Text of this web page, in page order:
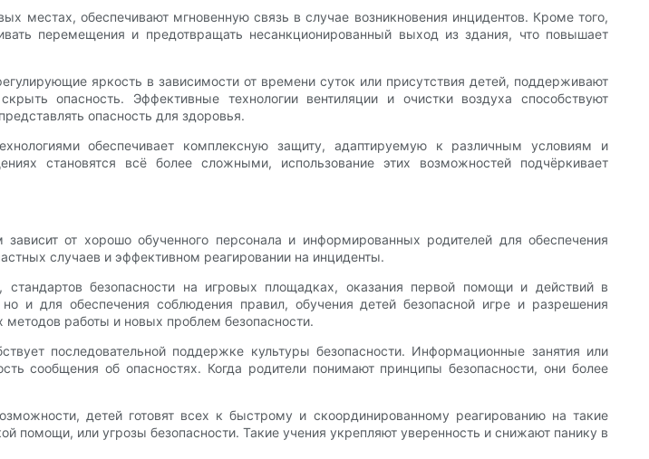
местах, обеспечивают мгновенную связь в случае возникновения инцидентов. Кроме того,
перемещения и предотвращать несанкционированный выход из здания, что повышает
яркость в зависимости от времени суток или присутствия детей, поддерживают
опасность. Эффективные технологии вентиляции и очистки воздуха способствуют
опасность для здоровья.
обеспечивает комплексную защиту, адаптируемую к различным условиям и
становятся всё более сложными, использование этих возможностей подчёркивает
от хорошо обученного персонала и информированных родителей для обеспечения
случаев и эффективном реагировании на инциденты.
безопасности на игровых площадках, оказания первой помощи и действий в
и для обеспечения соблюдения правил, обучения детей безопасной игре и разрешения
методов работы и новых проблем безопасности.
последовательной поддержке культуры безопасности. Информационные занятия или
об опасностях. Когда родители понимают принципы безопасности, они более
детей готовят всех к быстрому и скоординированному реагированию на такие
или угрозы безопасности. Такие учения укрепляют уверенность и снижают панику в